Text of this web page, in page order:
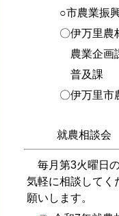
○市農業振興
〇伊万里農林
農業企画課
普及課
〇伊万里市農
就農相談会
毎月第3火曜日の
気軽に相談してく
願いします。